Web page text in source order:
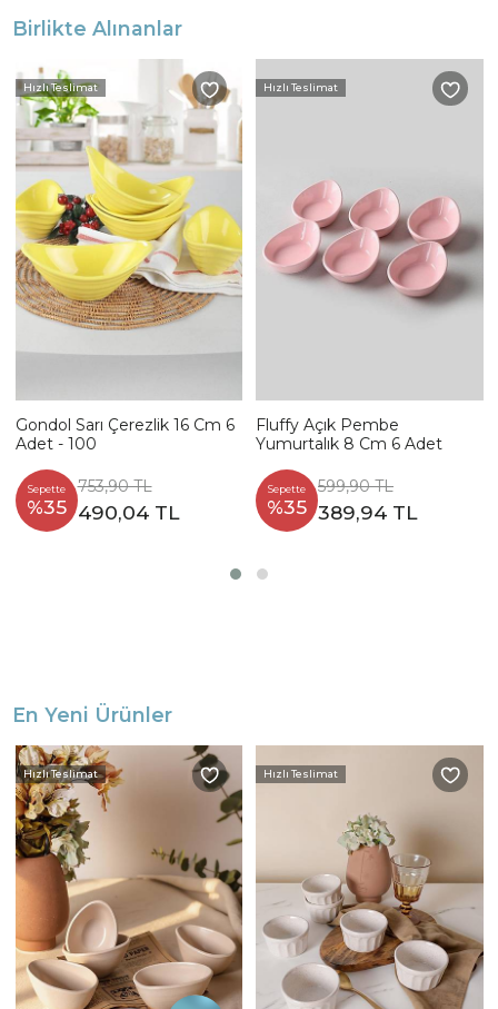
Birlikte Alınanlar
Hızlı Teslimat
Gondol Sarı Çerezlik 16 Cm 6
Adet - 100
Sepette
%35
753,90 TL
490,04 TL
Hızlı Teslimat
Fluffy Açık Pembe
Yumurtalık 8 Cm 6 Adet
Sepette
%35
599,90 TL
389,94 TL
En Yeni Ürünler
Hızlı Teslimat Hızlı Teslimat